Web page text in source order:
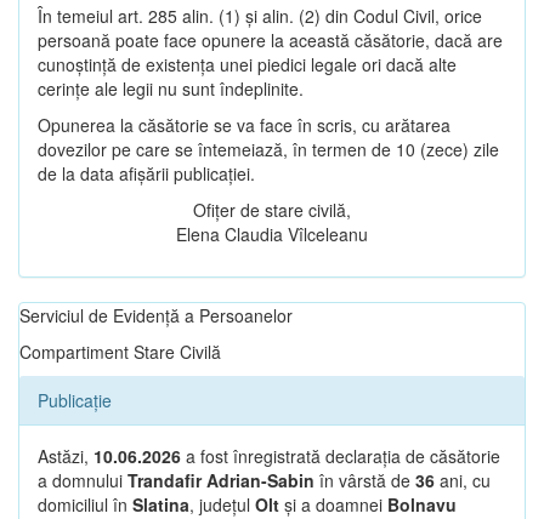
În temeiul art. 285 alin. (1) și alin. (2) din Codul Civil, orice
persoană poate face opunere la această căsătorie, dacă are
cunoștință de existența unei piedici legale ori dacă alte
cerințe ale legii nu sunt îndeplinite.
Opunerea la căsătorie se va face în scris, cu arătarea
dovezilor pe care se întemeiază, în termen de 10 (zece) zile
de la data afișării publicației.
Ofițer de stare civilă,
Elena Claudia Vîlceleanu
Serviciul de Evidență a Persoanelor
Compartiment Stare Civilă
Publicație
Astăzi, 10.06.2026 a fost înregistrată declarația de căsătorie
a domnului Trandafir Adrian-Sabin în vârstă de 36 ani, cu
domiciliul în Slatina, județul Olt și a doamnei Bolnavu